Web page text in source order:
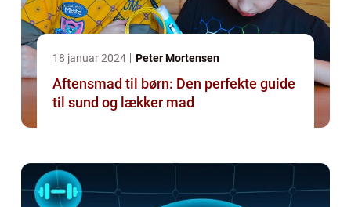
18 januar 2024 Peter Mortensen
Aftensmad til børn: Den perfekte guide
til sund og lækker mad